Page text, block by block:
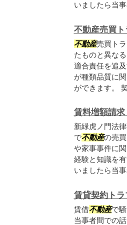
いましたら当
不動産売買ト
不動産売買ト
たものと異な
適合責任を追
が種類品質に
ができます。
賃料増額請
新緑虎ノ門法
で不動産の売
や家事事件に
経験と知識を
いましたら当
賃貸契約トラ
賃借不動産で
当事者間での